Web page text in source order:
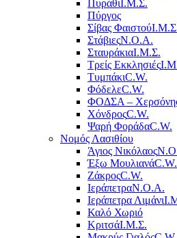
ΠυράθιΙ.Μ.Σ.
Πύργος
Σίβας Φαιστού
ΣτάβιεςΝ.Ο.Α.
ΣταυράκιαΙ.Μ.Σ.
Τρείς Εκκλησιές
ΤυμπάκιC.W.
ΦόδελεC.W.
ΦΟΔΣΑ –
ΧόνδροςC.W.
Ψαρή ΦοράδαC.W.
Νομός Λασιθίου
Άγιος Νικόλαος
Έξω ΜουλιανάC.W.
ΖάκροςC.W.
ΙεράπετραΝ.Ο.Α.
Ιεράπετρα Λιμάνι
Καλό Χωριό
ΚριτσάΙ.Μ.Σ.